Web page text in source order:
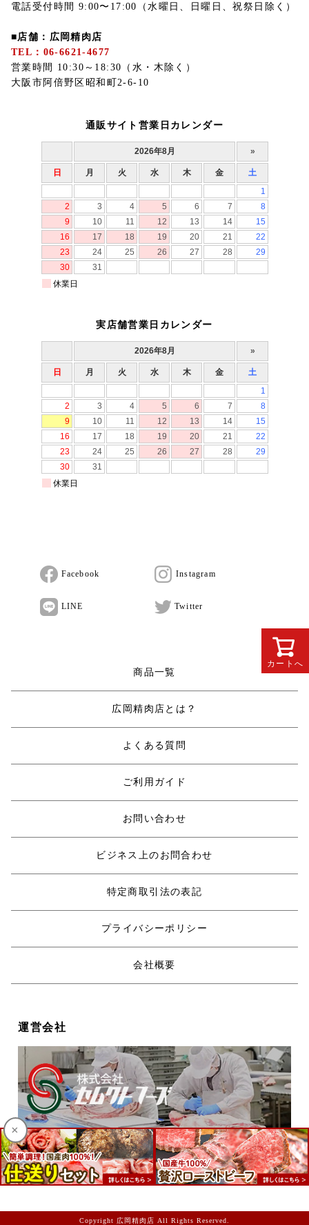
×
カートへ
電話受付時間 9:00〜17:00（水曜日、日曜日、祝祭日除く）
■店舗：広岡精肉店
TEL：06-6621-4677
営業時間 10:30～18:30（水・木除く）
大阪市阿倍野区昭和町2-6-10
通販サイト営業日カレンダー
実店舗営業日カレンダー
Facebook Instagram
LINE Twitter
商品一覧
広岡精肉店とは？
よくある質問
ご利用ガイド
お問い合わせ
ビジネス上のお問合わせ
特定商取引法の表記
プライバシーポリシー
会社概要
運営会社
Copyright 広岡精肉店 All Rights Reserved.